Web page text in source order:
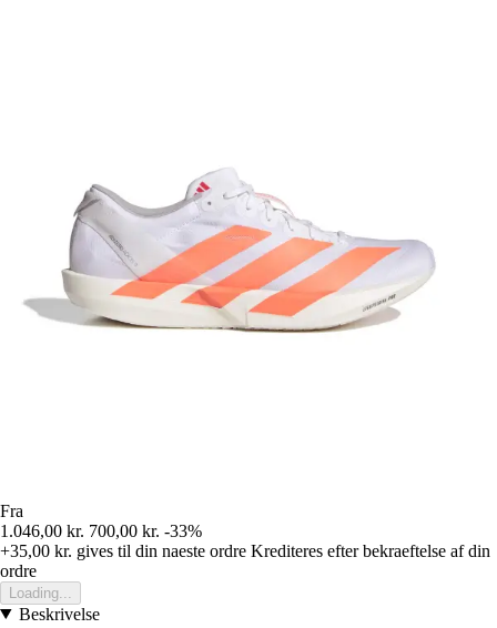
Fra
1.046,00 kr. 700,00 kr. -33%
+35,00 kr. gives til din naeste ordre Krediteres efter bekraeftelse af din
ordre
Loading...
Beskrivelse